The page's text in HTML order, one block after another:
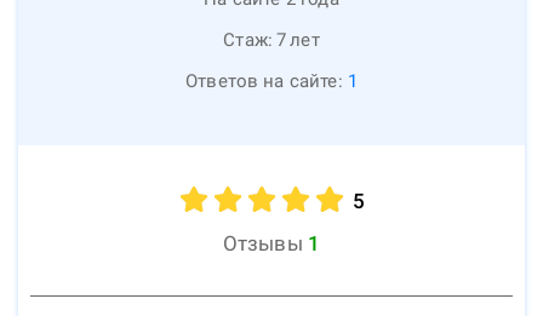
Стаж: 7лет
Ответов на сайте: 1
5
Отзывы 1